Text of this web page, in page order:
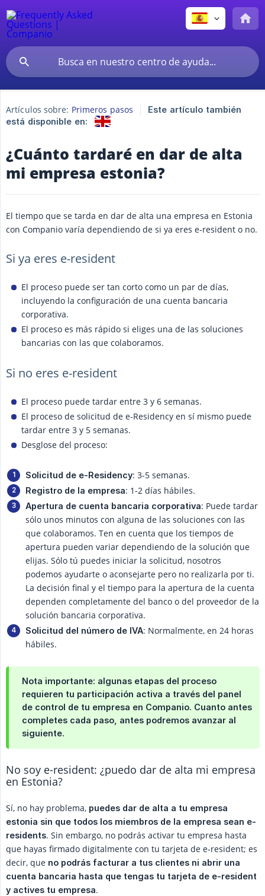
Artículos sobre: Primeros pasos
Este artículo también
está disponible en:
¿Cuánto tardaré en dar de alta
mi empresa estonia?
El tiempo que se tarda en dar de alta una empresa en Estonia
con Companio varía dependiendo de si ya eres e-resident o no.
Si ya eres e-resident
El proceso puede ser tan corto como un par de días,
incluyendo la configuración de una cuenta bancaria
corporativa.
El proceso es más rápido si eliges una de las soluciones
bancarias con las que colaboramos.
Si no eres e-resident
El proceso puede tardar entre 3 y 6 semanas.
El proceso de solicitud de e-Residency en sí mismo puede
tardar entre 3 y 5 semanas.
Desglose del proceso:
Solicitud de e-Residency: 3-5 semanas.
Registro de la empresa: 1-2 días hábiles.
Apertura de cuenta bancaria corporativa: Puede tardar
sólo unos minutos con alguna de las soluciones con las
que colaboramos. Ten en cuenta que los tiempos de
apertura pueden variar dependiendo de la solución que
elijas. Sólo tú puedes iniciar la solicitud, nosotros
podemos ayudarte o aconsejarte pero no realizarla por ti.
La decisión final y el tiempo para la apertura de la cuenta
dependen completamente del banco o del proveedor de la
solución bancaria corporativa.
Solicitud del número de IVA: Normalmente, en 24 horas
hábiles.
Nota importante: algunas etapas del proceso
requieren tu participación activa a través del panel
de control de tu empresa en Companio. Cuanto antes
completes cada paso, antes podremos avanzar al
siguiente.
No soy e-resident: ¿puedo dar de alta mi empresa
en Estonia?
Sí, no hay problema, puedes dar de alta a tu empresa
estonia sin que todos los miembros de la empresa sean e-
residents. Sin embargo, no podrás activar tu empresa hasta
que hayas firmado digitalmente con tu tarjeta de e-resident; es
decir, que no podrás facturar a tus clientes ni abrir una
cuenta bancaria hasta que tengas tu tarjeta de e-resident
y actives tu empresa.